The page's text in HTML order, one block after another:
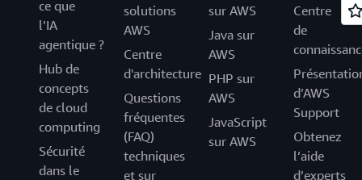
ce que
l’IA
agentique ?
Hub de
concepts
de cloud
computing
Sécurité
dans le
solutions
AWS
Centre
d'architecture
Questions
fréquentes
(FAQ)
techniques
et sur
sur AWS
Java sur
AWS
PHP sur
AWS
JavaScript
sur AWS
Centre
de
d’AWS
Support
Obtenez
l’aide
d’experts